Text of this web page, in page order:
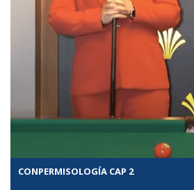
CONPERMISOLOGÍA CAP 2